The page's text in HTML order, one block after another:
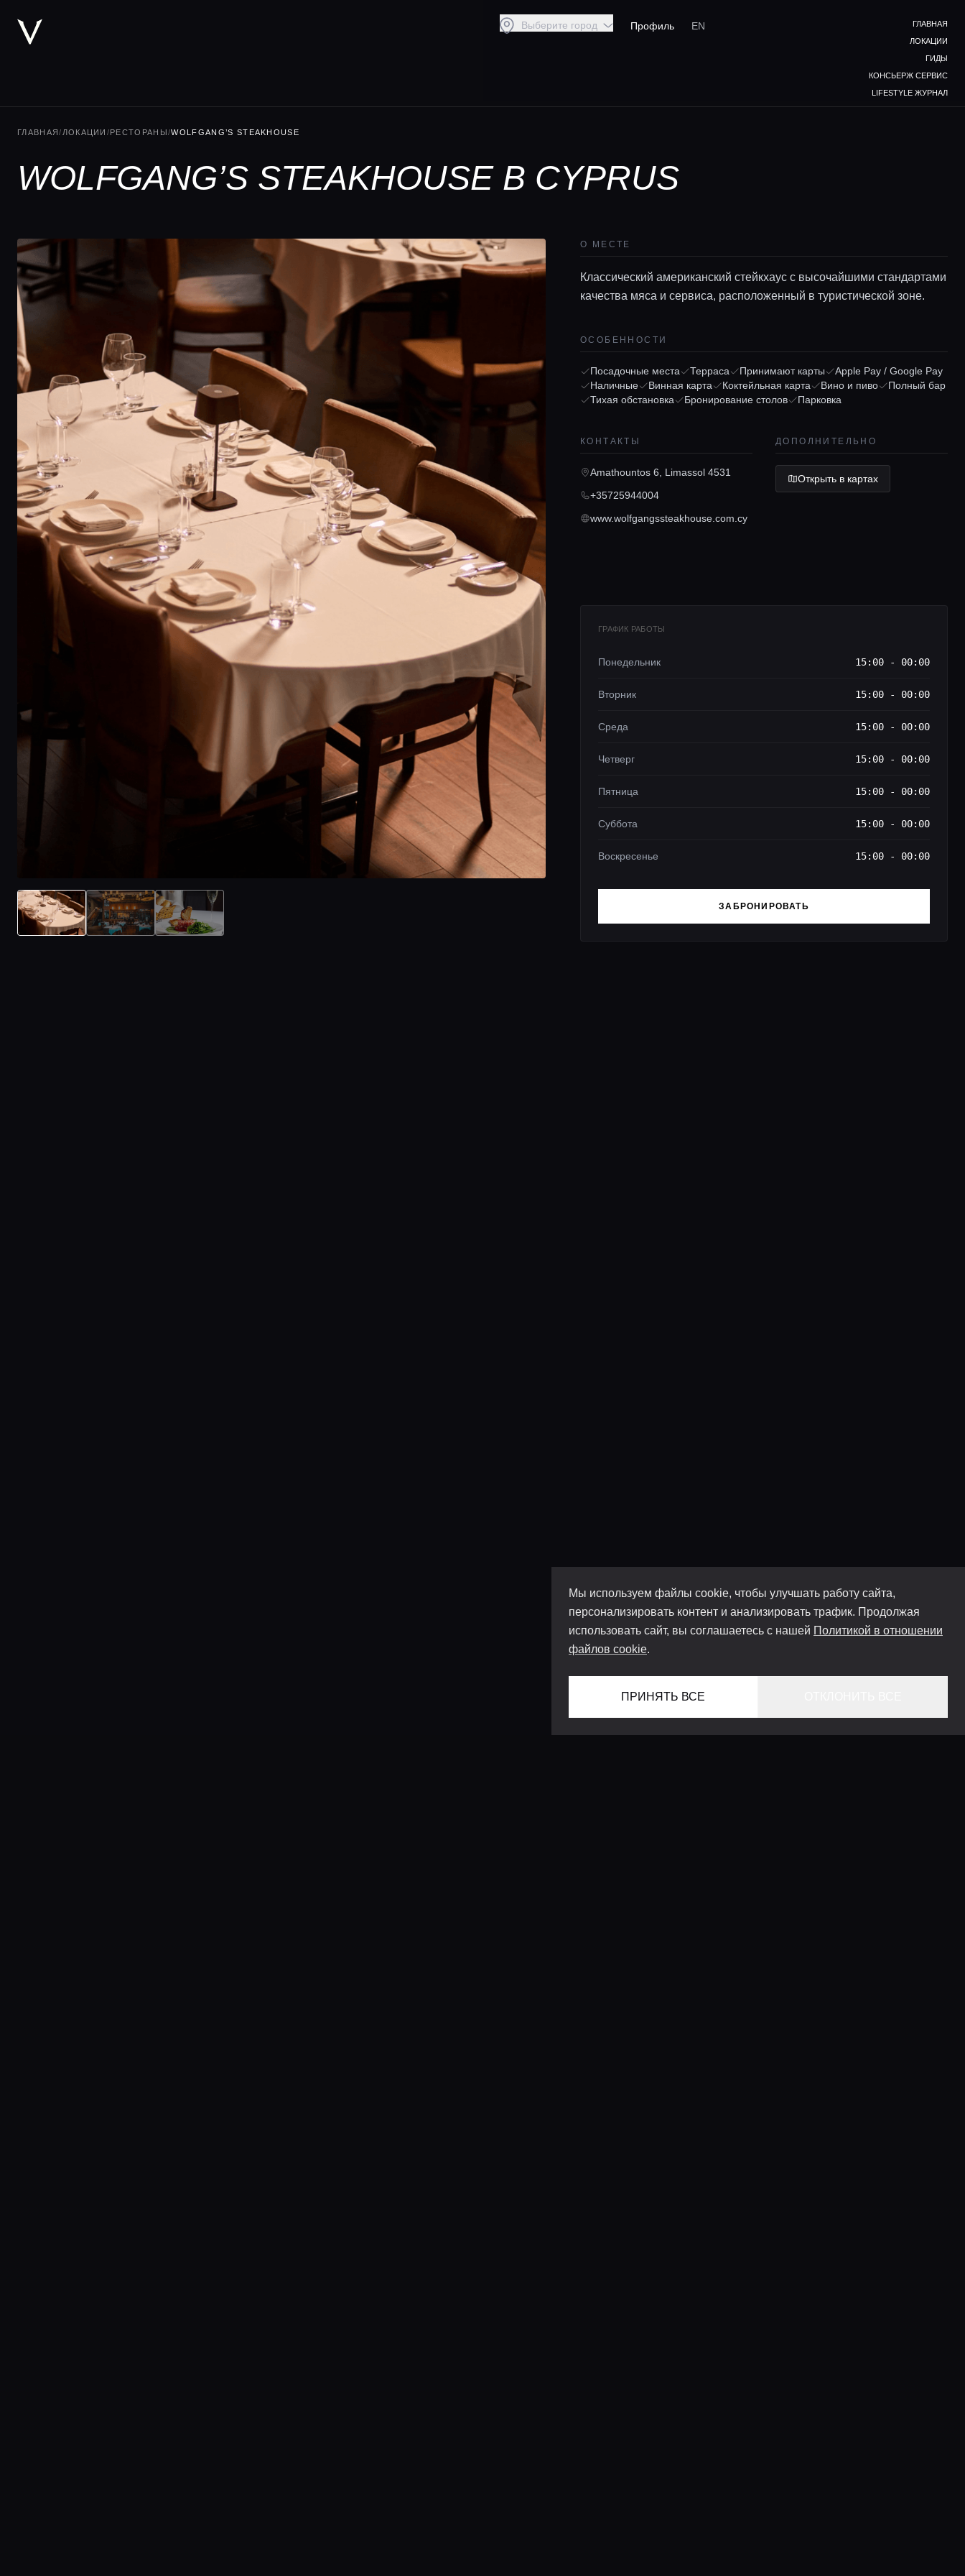
Мы используем файлы cookie, чтобы улучшать работу сайта,
персонализировать контент и анализировать трафик. Продолжая
использовать сайт, вы соглашаетесь с нашей Политикой в отношении
файлов cookie.
ПРИНЯТЬ ВСЕ
Выберите город Профиль EN
ГЛАВНАЯ
ЛОКАЦИИ
ГИДЫ
КОНСЬЕРЖ СЕРВИС
LIFESTYLE ЖУРНАЛ
ГЛАВНАЯ/ ЛОКАЦИИ /РЕСТОРАНЫ/WOLFGANG’S STEAKHOUSE
WOLFGANG’S STEAKHOUSE В CYPRUS
О МЕСТЕ
Классический американский стейкхаус с высочайшими стандартами
качества мяса и сервиса, расположенный в туристической зоне.
ОСОБЕННОСТИ
Посадочные места Терраса Принимают карты
Apple Pay / Google Pay
Наличные
Винная карта Коктейльная карта Вино и пиво
Полный бар
Тихая обстановка
Бронирование столов Парковка
КОНТАКТЫ
Amathountos 6, Limassol 4531
+35725944004
www.wolfgangssteakhouse.com.cy
ДОПОЛНИТЕЛЬНО
Открыть в картах
ГРАФИК РАБОТЫ
Понедельник 15:00 - 00:00
Вторник 15:00 - 00:00
Среда 15:00 - 00:00
Четверг 15:00 - 00:00
Пятница 15:00 - 00:00
Суббота 15:00 - 00:00
Воскресенье 15:00 - 00:00
ЗАБРОНИРОВАТЬ